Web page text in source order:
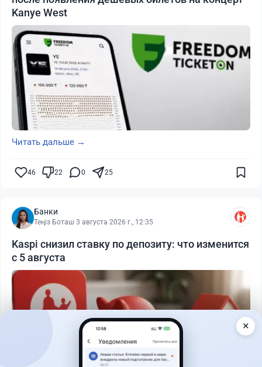
Kanye West
Читать дальше →
46 22 0 25
Банки
Теңіз Боташ·3 августа 2026 г., 12:35
Kaspi снизил ставку по депозиту: что изменится
с 5 августа
✕